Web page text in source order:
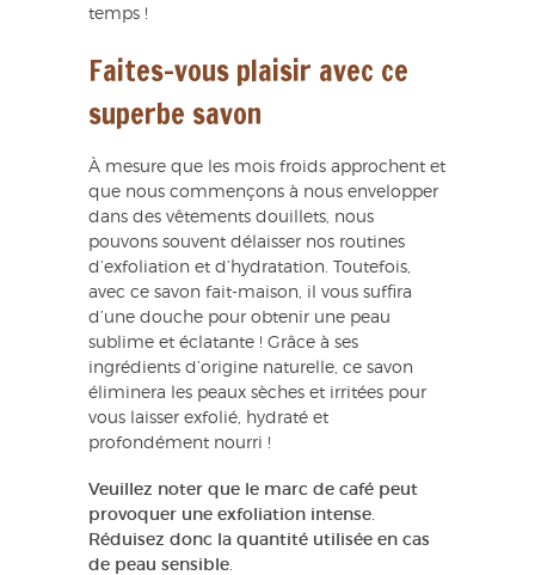
temps !
Faites-vous plaisir avec ce
superbe savon
À mesure que les mois froids approchent et
que nous commençons à nous envelopper
dans des vêtements douillets, nous
pouvons souvent délaisser nos routines
d’exfoliation et d’hydratation. Toutefois,
avec ce savon fait-maison, il vous suffira
d’une douche pour obtenir une peau
sublime et éclatante ! Grâce à ses
ingrédients d’origine naturelle, ce savon
éliminera les peaux sèches et irritées pour
vous laisser exfolié, hydraté et
profondément nourri !
Veuillez noter que le marc de café peut
provoquer une exfoliation intense.
Réduisez donc la quantité utilisée en cas
de peau sensible